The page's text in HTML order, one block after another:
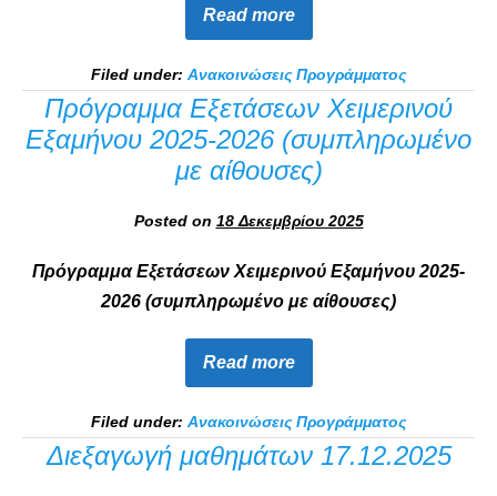
Read more
Filed under: Ανακοινώσεις Προγράμματος
Πρόγραμμα Εξετάσεων Χειμερινού
Εξαμήνου 2025-2026 (συμπληρωμένο
με αίθουσες)
Posted on 18 Δεκεμβρίου 2025
Πρόγραμμα Εξετάσεων Χειμερινού Εξαμήνου 2025-
2026 (συμπληρωμένο με αίθουσες)
Read more
Filed under: Ανακοινώσεις Προγράμματος
Διεξαγωγή μαθημάτων 17.12.2025